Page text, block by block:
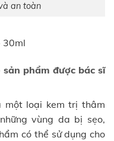
an toàn
30ml
phẩm được bác sĩ
một loại kem trị thâm
vùng da bị sẹo,
có thể sử dụng cho